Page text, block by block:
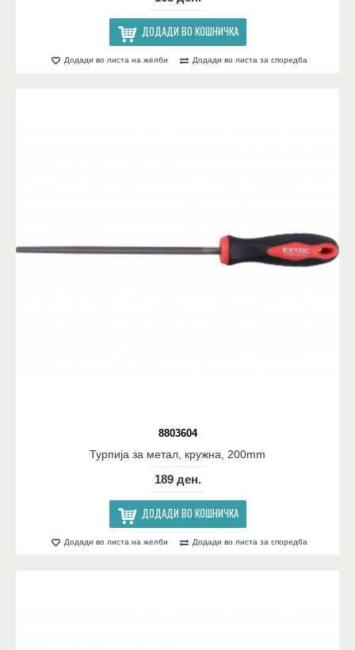
ДОДАДИ ВО КОШНИЧКА
Додади во листа на желби Додади во листа за споредба
8803604
Турпија за метал, кружна, 200mm
189 ден.
ДОДАДИ ВО КОШНИЧКА
Додади во листа на желби Додади во листа за споредба